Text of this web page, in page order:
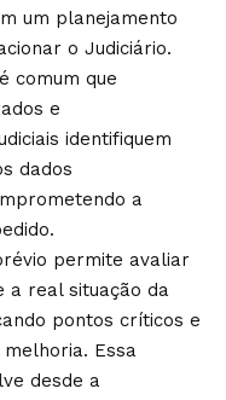
um planejamento
o Judiciário.
comum que
e
identifiquem
dados
a
permite avaliar
a real situação da
pontos críticos e
Essa
desde a